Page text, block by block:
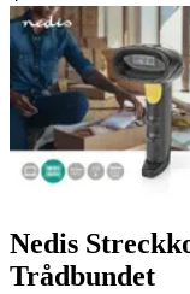
Nedis
Trådbundet